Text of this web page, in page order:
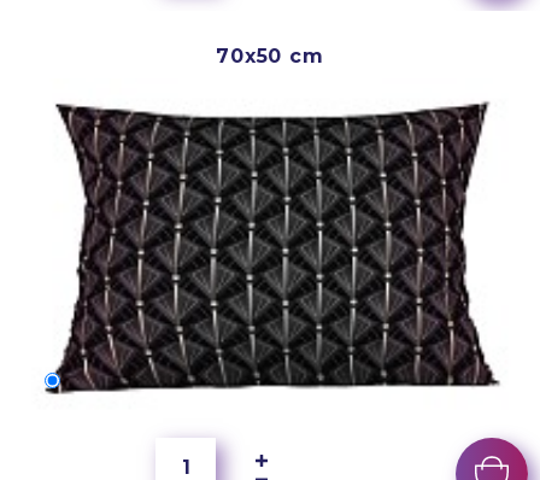
70x50 cm
70x50 cm